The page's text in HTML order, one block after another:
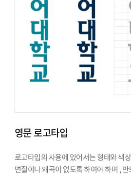
영문 로고타입
로고타입의 사용에 있어서는 형태와 색
변질이나 왜곡이 없도록 하여야 하며 ,